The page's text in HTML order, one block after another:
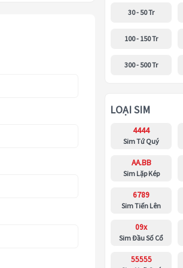
30 - 50 Tr
100 - 150 Tr
300 - 500 Tr
LOẠI SIM
4444
Sim Tứ Quý
AA.BB
Sim Lặp Kép
6789
Sim Tiến Lên
09x
Sim Đầu Số Cổ
55555